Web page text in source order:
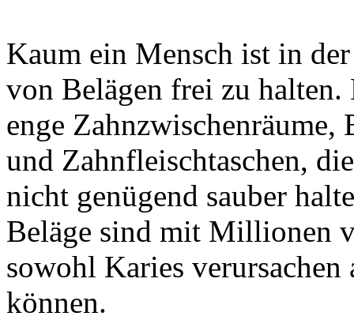
Kaum ein Mensch ist in
von Belägen frei zu
enge
und Zahnfleischtaschen,
nicht genügend sauber
Beläge sind mit Millionen
sowohl Karies verursachen
können.